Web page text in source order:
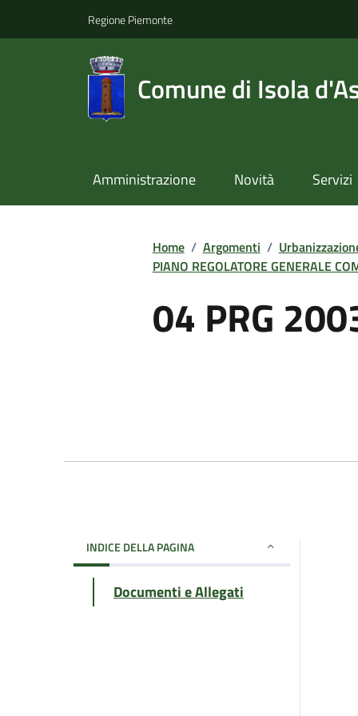
Regione Piemonte
Comune di Isola
Amministrazione Novità Servizi
Home / Argomenti /
PIANO REGOLATORE GENERALE
04 PRG
INDICE DELLA PAGINA
Documenti e Allegati